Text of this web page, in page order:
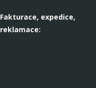
Fakturace, expedice,
reklamace: